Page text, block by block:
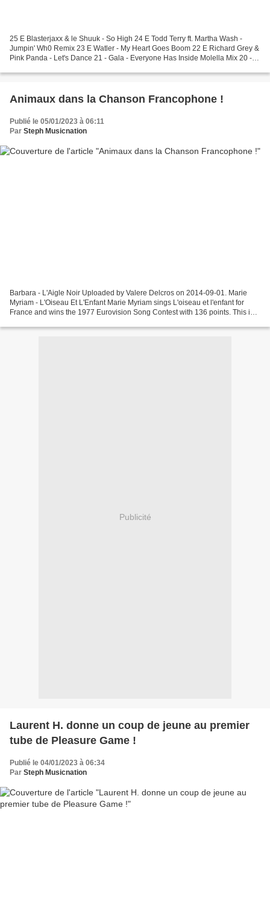
25 E Blasterjaxx & le Shuuk - So High 24 E Todd Terry ft. Martha Wash -
Jumpin' Wh0 Remix 23 E Watler - My Heart Goes Boom 22 E Richard Grey &
Pink Panda - Let's Dance 21 - Gala - Everyone Has Inside Molella Mix 20 -
Animaux dans la Chanson Francophone !
Publié le 05/01/2023 à 06:11
Par Steph Musicnation
Barbara - L'Aigle Noir Uploaded by Valere Delcros on 2014-09-01. Marie
Myriam - L'Oiseau Et L'Enfant Marie Myriam sings L'oiseau et l'enfant for
France and wins the 1977 Eurovision Song Contest with 136 points. This is a
Publicité
Laurent H. donne un coup de jeune au premier
tube de Pleasure Game !
Publié le 04/01/2023 à 06:34
Par Steph Musicnation